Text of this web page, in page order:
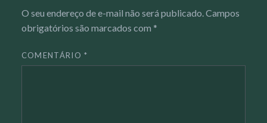
O seu endereço de e-mail não será publicado. Campos
obrigatórios são marcados com *
COMENTÁRIO*